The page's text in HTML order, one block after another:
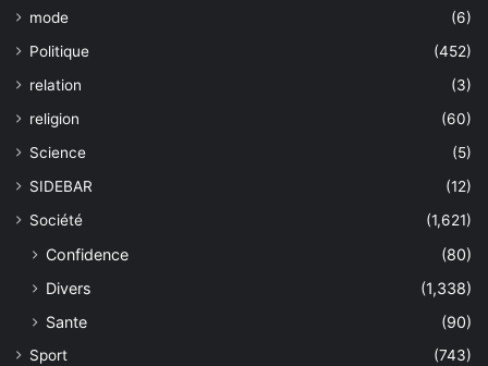
mode
(6)
Politique
(452)
relation
(3)
religion
(60)
Science
(5)
SIDEBAR
(12)
Société
(1,621)
Confidence
(80)
Divers
(1,338)
Sante
(90)
Sport
(743)